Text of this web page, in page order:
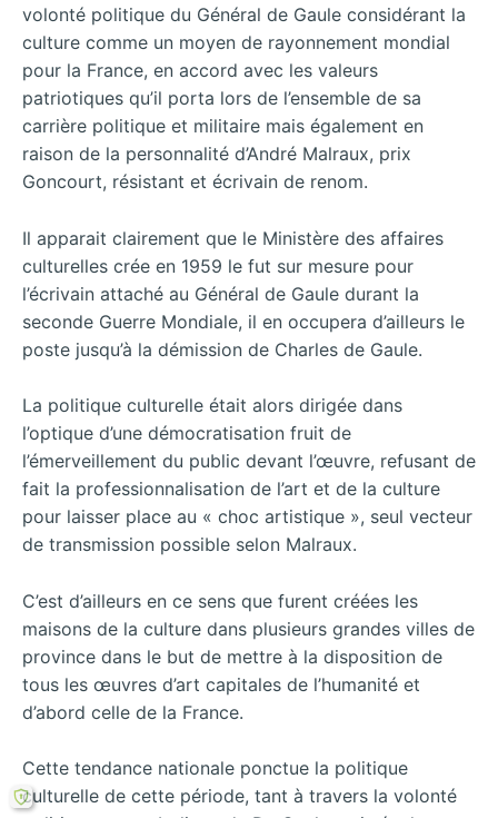
volonté politique du Général de Gaule considérant la
culture comme un moyen de rayonnement mondial
pour la France, en accord avec les valeurs
patriotiques qu’il porta lors de l’ensemble de sa
carrière politique et militaire mais également en
raison de la personnalité d’André Malraux, prix
Goncourt, résistant et écrivain de renom.
Il apparait clairement que le Ministère des affaires
culturelles crée en 1959 le fut sur mesure pour
l’écrivain attaché au Général de Gaule durant la
seconde Guerre Mondiale, il en occupera d’ailleurs le
poste jusqu’à la démission de Charles de Gaule.
La politique culturelle était alors dirigée dans
l’optique d’une démocratisation fruit de
l’émerveillement du public devant l’œuvre, refusant de
fait la professionnalisation de l’art et de la culture
pour laisser place au « choc artistique », seul vecteur
de transmission possible selon Malraux.
C’est d’ailleurs en ce sens que furent créées les
maisons de la culture dans plusieurs grandes villes de
province dans le but de mettre à la disposition de
tous les œuvres d’art capitales de l’humanité et
d’abord celle de la France.
Cette tendance nationale ponctue la politique
culturelle de cette période, tant à travers la volonté